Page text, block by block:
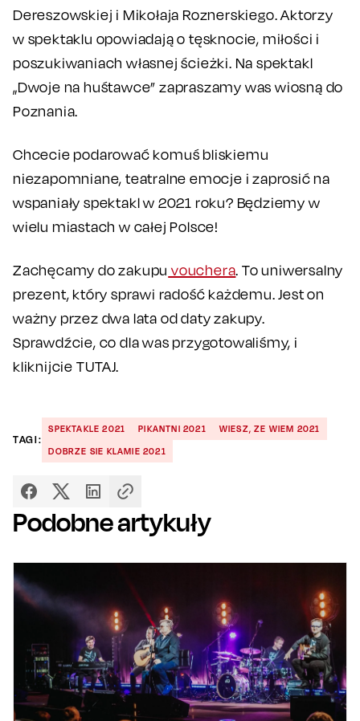
Dereszowskiej i Mikołaja Roznerskiego. Aktorzy
w spektaklu opowiadają o tęsknocie, miłości i
poszukiwaniach własnej ścieżki. Na spektakl
„Dwoje na huśtawce” zapraszamy was wiosną do
Poznania.
Chcecie podarować komuś bliskiemu
niezapomniane, teatralne emocje i zaprosić na
wspaniały spektakl w 2021 roku? Będziemy w
wielu miastach w całej Polsce!
Zachęcamy do zakupu vouchera. To uniwersalny
prezent, który sprawi radość każdemu. Jest on
ważny przez dwa lata od daty zakupy.
Sprawdźcie, co dla was przygotowaliśmy, i
kliknijcie TUTAJ.
TAGI:
SPEKTAKLE 2021 PIKANTNI 2021
WIESZ, ZE WIEM 2021
DOBRZE SIE KLAMIE 2021
Podobne artykuły